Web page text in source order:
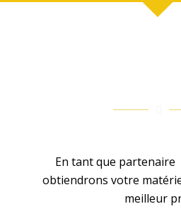
En tant que partenaire
obtiendrons votre
meilleur